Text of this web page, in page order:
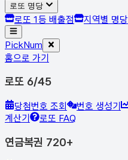
로또 명당
로또 1등 배출점 지역별 명당
PickNum
홈으로 가기
로또 6/45
당첨번호 조회 번호 생성기
계산기
로또 FAQ
연금복권 720+